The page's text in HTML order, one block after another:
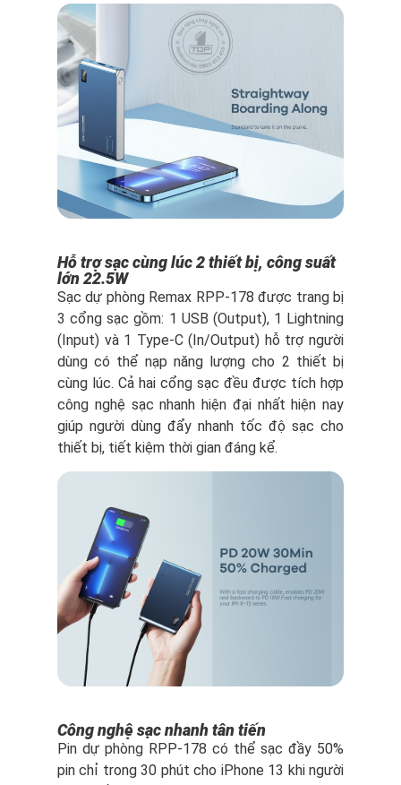
Hỗ trợ sạc cùng lúc 2 thiết bị, công suất
lớn 22.5W
Sạc dự phòng Remax RPP-178 được trang bị
3 cổng sạc gồm: 1 USB (Output), 1 Lightning
(Input) và 1 Type-C (In/Output) hỗ trợ người
dùng có thể nạp năng lượng cho 2 thiết bị
cùng lúc. Cả hai cổng sạc đều được tích hợp
công nghệ sạc nhanh hiện đại nhất hiện nay
giúp người dùng đẩy nhanh tốc độ sạc cho
thiết bị, tiết kiệm thời gian đáng kể.
Công nghệ sạc nhanh tân tiến
Pin dự phòng RPP-178 có thể sạc đầy 50%
pin chỉ trong 30 phút cho iPhone 13 khi người